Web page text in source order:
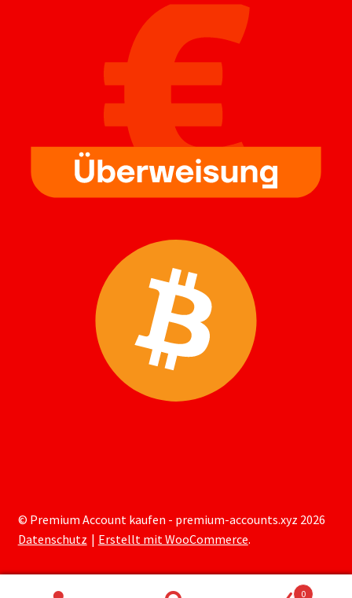
© Premium Account kaufen - premium-accounts.xyz 2026
Datenschutz
Erstellt mit WooCommerce.
0